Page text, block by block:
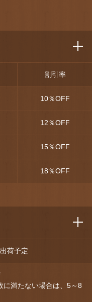
割引率
10％OFF
12％OFF
15％OFF
18％OFF
出荷予定
満たない場合は、5～8